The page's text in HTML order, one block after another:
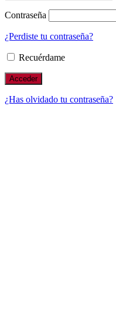
Contraseña
¿Perdiste tu contraseña?
Recuérdame
¿Has olvidado tu contraseña?